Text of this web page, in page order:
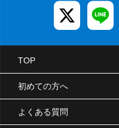
TOP
初めての方へ
よくある質問